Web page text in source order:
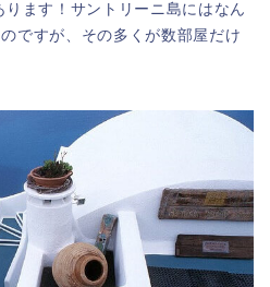
ます！サントリーニ島にはなん
ですが、その多くが数部屋だけ